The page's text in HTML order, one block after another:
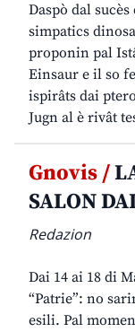
Daspò dal
simpatics
proponin pal
Einsaur e il so
ispirâts dai
Jugn al è rivât
Gnovis /
SALON
Redazion
Dai 14 ai 18 di
“Patrie”: no
esili. Pal